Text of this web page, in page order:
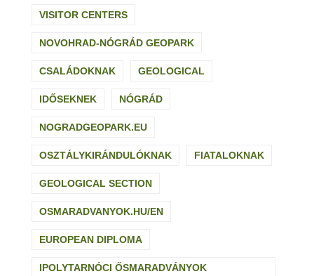
VISITOR CENTERS
NOVOHRAD-NÓGRÁD GEOPARK
CSALÁDOKNAK GEOLOGICAL
IDŐSEKNEK NÓGRÁD
NOGRADGEOPARK.EU
OSZTÁLYKIRÁNDULÓKNAK FIATALOKNAK
GEOLOGICAL SECTION
OSMARADVANYOK.HU/EN
EUROPEAN DIPLOMA
IPOLYTARNÓCI ŐSMARADVÁNYOK